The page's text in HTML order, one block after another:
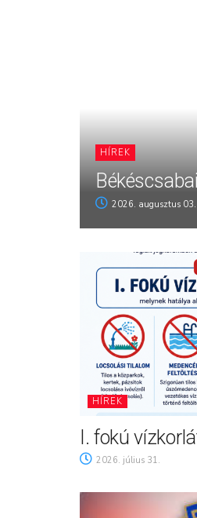
HÍREK
2026. augusztus 03.
HÍREK
I. fokú
2026. július 31.